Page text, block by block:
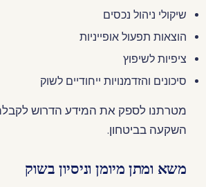
שיקולי ניהול נכסים
הוצאות תפעול אופייניות
ציפיות לשיפוץ
סיכונים והזדמנויות ייחודיים לשוק
מטרתנו לספק את המידע הדרוש
השקעה בביטחון.
משא ומתן מיומן וניסיון בשוק